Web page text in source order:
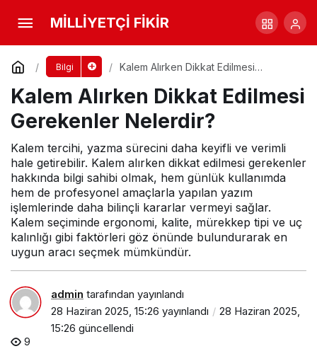
MİLLİYETÇİ FİKİR
Bilgi
Kalem Alırken Dikkat Edilmesi
Kalem Alırken Dikkat Edilmesi
Gerekenler Nelerdir?
Kalem tercihi, yazma sürecini daha keyifli ve verimli
hale getirebilir. Kalem alırken dikkat edilmesi gerekenler
hakkında bilgi sahibi olmak, hem günlük kullanımda
hem de profesyonel amaçlarla yapılan yazım
işlemlerinde daha bilinçli kararlar vermeyi sağlar.
Kalem seçiminde ergonomi, kalite, mürekkep tipi ve uç
kalınlığı gibi faktörleri göz önünde bulundurarak en
uygun aracı seçmek mümkündür.
admin tarafından yayınlandı
28 Haziran 2025, 15:26 yayınlandı
28 Haziran 2025,
15:26 güncellendi
9
Kalem Alırken Dikkat Edilmesi Gerekenler
Nelerdir?
Yorum Yap